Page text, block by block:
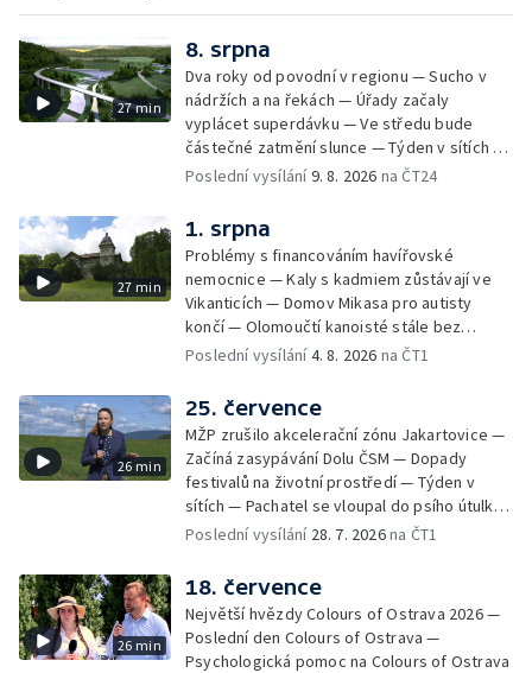
27 min
8. srpna
Dva roky od povodní v regionu — Sucho v
nádržích a na řekách — Úřady začaly
vyplácet superdávku — Ve středu bude
částečné zatmění slunce — Týden v sítích —
Jede se mistrovství světa v koloběhu —
Poslední vysílání9. 8. 2026 na ČT24
27 min
1. srpna
Problémy s financováním havířovské
nemocnice — Kaly s kadmiem zůstávají ve
Vikanticích — Domov Mikasa pro autisty
končí — Olomoučtí kanoisté stále bez
cvičného kanálu — Tereza Kneblová je
Nové využití pro Hückelovy vily — Nové
varhany v Rudě u Rýmařova
Poslední vysílání4. 8. 2026 na ČT1
26 min
25. července
MŽP zrušilo akcelerační zónu Jakartovice —
Začíná zasypávání Dolu ČSM — Dopady
festivalů na životní prostředí — Týden v
sítích — Pachatel se vloupal do psího útulku
— Dobrovolný armádní výcvik středoškoláků
Poslední vysílání 28. 7. 2026na ČT1
26 min
18. července
Největší hvězdy Colours of Ostrava 2026 —
Poslední den Colours of Ostrava —
Psychologická pomoc na Colours of Ostrava